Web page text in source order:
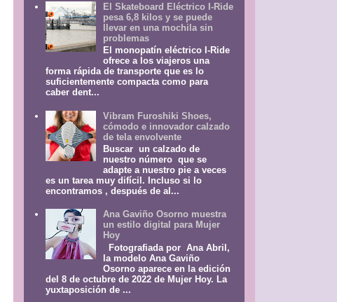
El Skateboard Eléctrico I-Ride
pesa 6,8 kilos y se puede
llevar en una mochila sin
problemas
El monopatín eléctrico I-Ride
ofrece a los viajeros una
forma rápida de transporte que es lo
suficientemente compacta como para
caber dent...
Vibram Furoshiki Shoes,
cómodo e innovador calzado
de tela envolvente
Buscar un calzado de
nuestro número que se
adapte a nuestro pie a veces
es un tarea muy difícil. Incluso si lo
encontramos , después de al...
Ana Gaviño Osorno muestra
un estilo digital para Mujer
Hoy
Fotografiada por Ana Abril,
la modelo Ana Gaviño
Osorno aparece en la edición
del 8 de octubre de 2022 de Mujer Hoy. La
yuxtaposición de ...